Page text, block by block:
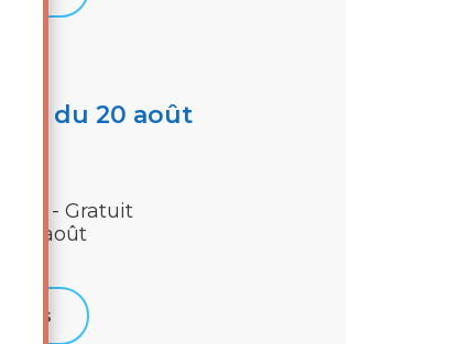
du 20 août
20 août
- Gratuit
Détails